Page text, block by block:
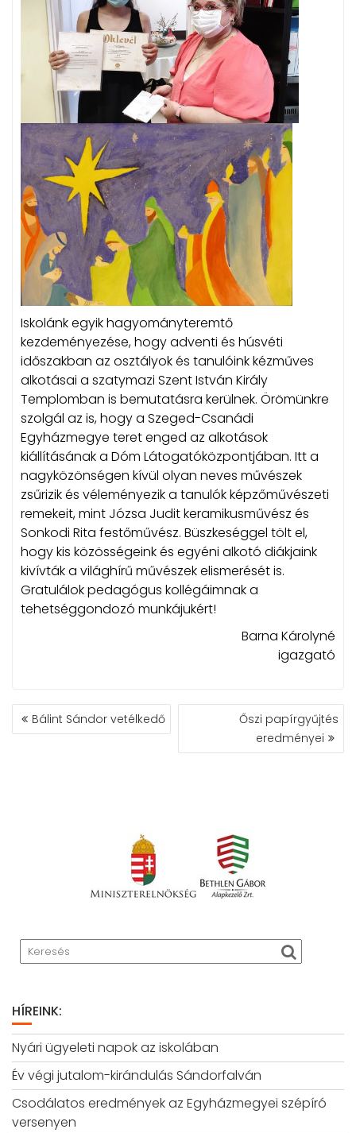
Iskolánk egyik hagyományteremtő
kezdeményezése, hogy adventi és húsvéti
időszakban az osztályok és tanulóink kézműves
alkotásai a szatymazi Szent István Király
Templomban is bemutatásra kerülnek. Örömünkre
szolgál az is, hogy a Szeged-Csanádi
Egyházmegye teret enged az alkotások
kiállításának a Dóm Látogatóközpontjában. Itt a
nagyközönségen kívül olyan neves művészek
zsűrizik és véleményezik a tanulók képzőművészeti
remekeit, mint Józsa Judit keramikusművész és
Sonkodi Rita festőművész. Büszkeséggel tölt el,
hogy kis közösségeink és egyéni alkotó diákjaink
kivívták a világhírű művészek elismerését is.
Gratulálok pedagógus kollégáimnak a
tehetséggondozó munkájukért!
Barna Károlyné
igazgató
BEJEGYZÉS
NAVIGÁCIÓ
Bálint Sándor vetélkedő
Őszi papírgyűjtés
eredményei
HÍREINK:
Nyári ügyeleti napok az iskolában
Év végi jutalom-kirándulás Sándorfalván
Csodálatos eredmények az Egyházmegyei szépíró
versenyen